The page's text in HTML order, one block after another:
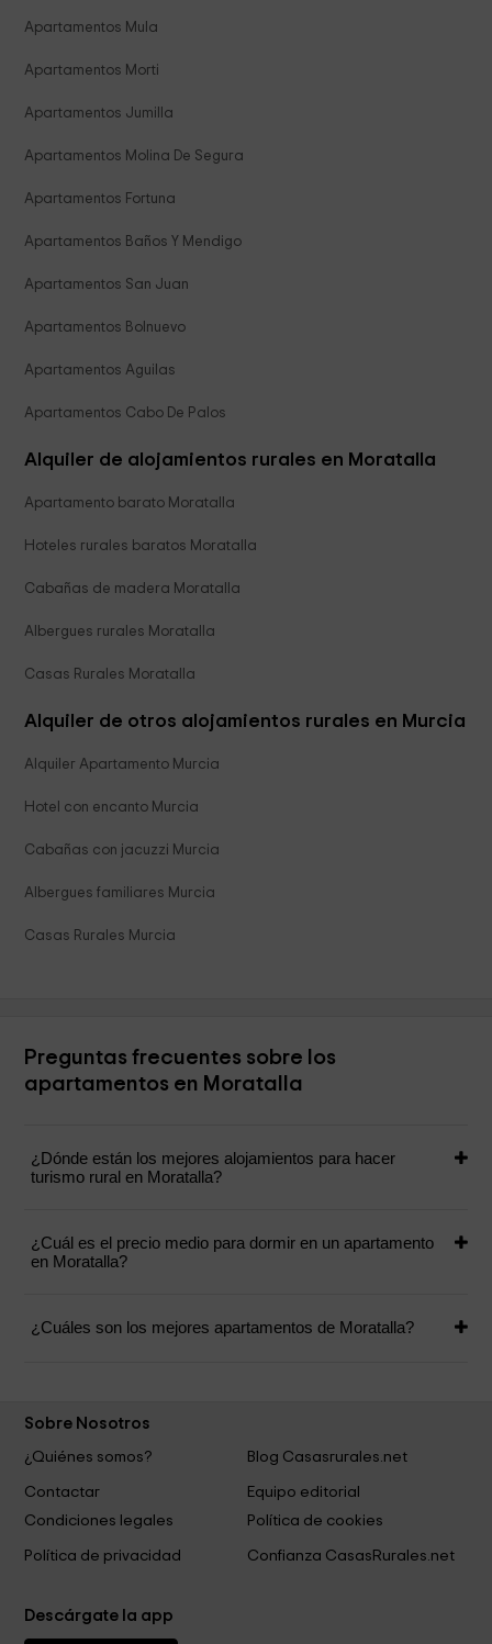
Apartamentos Mula
Apartamentos Morti
Apartamentos Jumilla
Apartamentos Molina De Segura
Apartamentos Fortuna
Apartamentos Baños Y Mendigo
Apartamentos San Juan
Apartamentos Bolnuevo
Apartamentos Aguilas
Apartamentos Cabo De Palos
Alquiler de alojamientos rurales en Moratalla
Apartamento barato Moratalla
Hoteles rurales baratos Moratalla
Cabañas de madera Moratalla
Albergues rurales Moratalla
Casas Rurales Moratalla
Alquiler de otros alojamientos rurales en Murcia
Alquiler Apartamento Murcia
Hotel con encanto Murcia
Cabañas con jacuzzi Murcia
Albergues familiares Murcia
Casas Rurales Murcia
Preguntas frecuentes sobre los
apartamentos en Moratalla
¿Dónde están los mejores alojamientos para hacer
turismo rural en Moratalla?
¿Cuál es el precio medio para dormir en un apartamento
en Moratalla?
¿Cuáles son los mejores apartamentos de Moratalla?
Sobre Nosotros
¿Quiénes somos?
Blog Casasrurales.net
Contactar
Equipo editorial
Condiciones legales
Política de cookies
Política de privacidad Confianza CasasRurales.net
Descárgate la app